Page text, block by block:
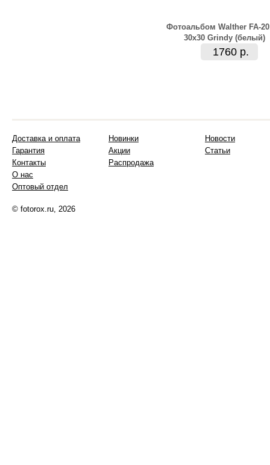
Фотоальбом Walther FA-
30x30 Grindy (белый)
1760 р.
Доставка и оплата
Гарантия
Контакты
О нас
Оптовый отдел
Новинки
Акции
Распродажа
Новости
Статьи
© fotorox.ru, 2026